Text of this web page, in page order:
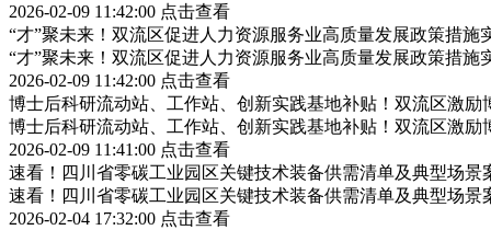
2026-02-09 11:42:00 点击查看
“才”聚未来！双流区促进人力资源服务业高质量发展政策措施
“才”聚未来！双流区促进人力资源服务业高质量发展政策措施
2026-02-09 11:42:00 点击查看
博士后科研流动站、工作站、创新实践基地补贴！双流区激
博士后科研流动站、工作站、创新实践基地补贴！双流区激
2026-02-09 11:41:00 点击查看
速看！四川省零碳工业园区关键技术装备供需清单及典型场
速看！四川省零碳工业园区关键技术装备供需清单及典型场
2026-02-04 17:32:00 点击查看